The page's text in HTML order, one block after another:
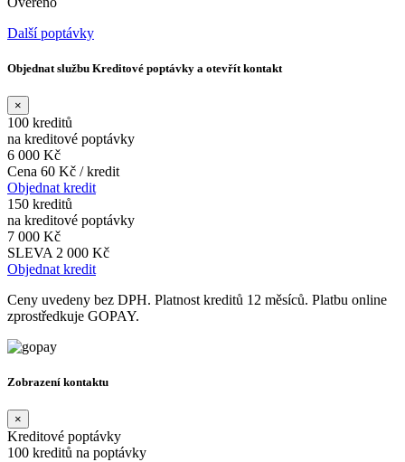
Další poptávky
Objednat službu Kreditové poptávky a otevřít kontakt
×
100 kreditů
na kreditové poptávky
6 000 Kč
Cena 60 Kč / kredit
Objednat kredit
150 kreditů
na kreditové poptávky
7 000 Kč
SLEVA 2 000 Kč
Objednat kredit
Ceny uvedeny bez DPH. Platnost kreditů 12 měsíců. Platbu online
zprostředkuje GOPAY.
Zobrazení kontaktu
×
Kreditové poptávky
100 kreditů na poptávky